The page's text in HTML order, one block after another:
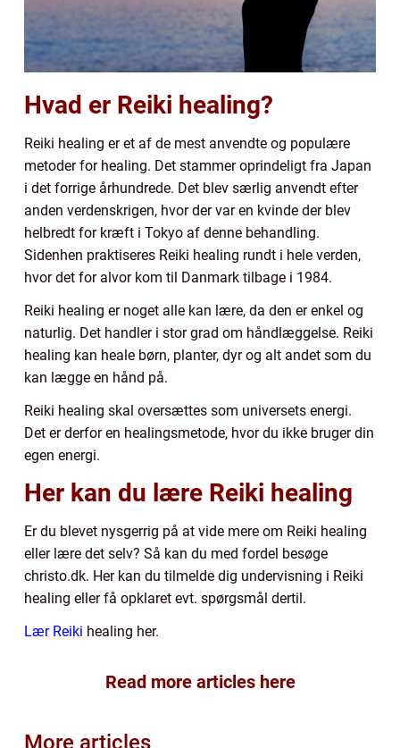
Hvad er Reiki healing?
Reiki healing er et af de mest anvendte og populære
metoder for healing. Det stammer oprindeligt fra Japan
i det forrige århundrede. Det blev særlig anvendt efter
anden verdenskrigen, hvor der var en kvinde der blev
helbredt for kræft i Tokyo af denne behandling.
Sidenhen praktiseres Reiki healing rundt i hele verden,
hvor det for alvor kom til Danmark tilbage i 1984.
Reiki healing er noget alle kan lære, da den er enkel og
naturlig. Det handler i stor grad om håndlæggelse. Reiki
healing kan heale børn, planter, dyr og alt andet som du
kan lægge en hånd på.
Reiki healing skal oversættes som universets energi.
Det er derfor en healingsmetode, hvor du ikke bruger din
egen energi.
Her kan du lære Reiki healing
Er du blevet nysgerrig på at vide mere om Reiki healing
eller lære det selv? Så kan du med fordel besøge
christo.dk. Her kan du tilmelde dig undervisning i Reiki
healing eller få opklaret evt. spørgsmål dertil.
Lær Reiki healing her.
Read more articles here
More articles